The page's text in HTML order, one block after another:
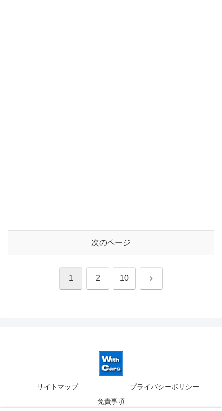
次のページ
1 2 10 次
サイトマップ
プライバシーポリシー
免責事項